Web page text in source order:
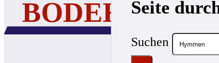
Seite
Suchen